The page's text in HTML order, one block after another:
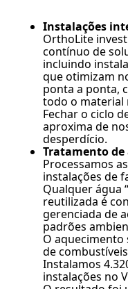
Instalações
OrthoLite
contínuo de
incluindo
que otimizam
ponta a ponta,
todo o material
Fechar o ciclo
aproxima de
desperdício.
Tratamento
Processamos
instalações de
Qualquer água
reutilizada é
gerenciada de
padrões
O aquecimento
de
Instalamos
instalações no